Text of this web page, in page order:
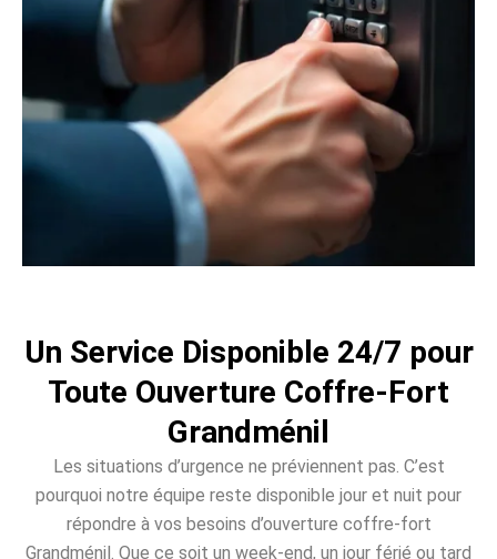
Un Service Disponible 24/7 pour
Toute Ouverture Coffre-Fort
Grandménil
Les situations d’urgence ne préviennent pas. C’est
pourquoi notre équipe reste disponible jour et nuit pour
répondre à vos besoins d’ouverture coffre-fort
Grandménil. Que ce soit un week-end, un jour férié ou tard